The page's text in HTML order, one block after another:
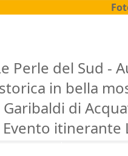
Perle del Sud -
storica in bella
Garibaldi di
Evento itinerante